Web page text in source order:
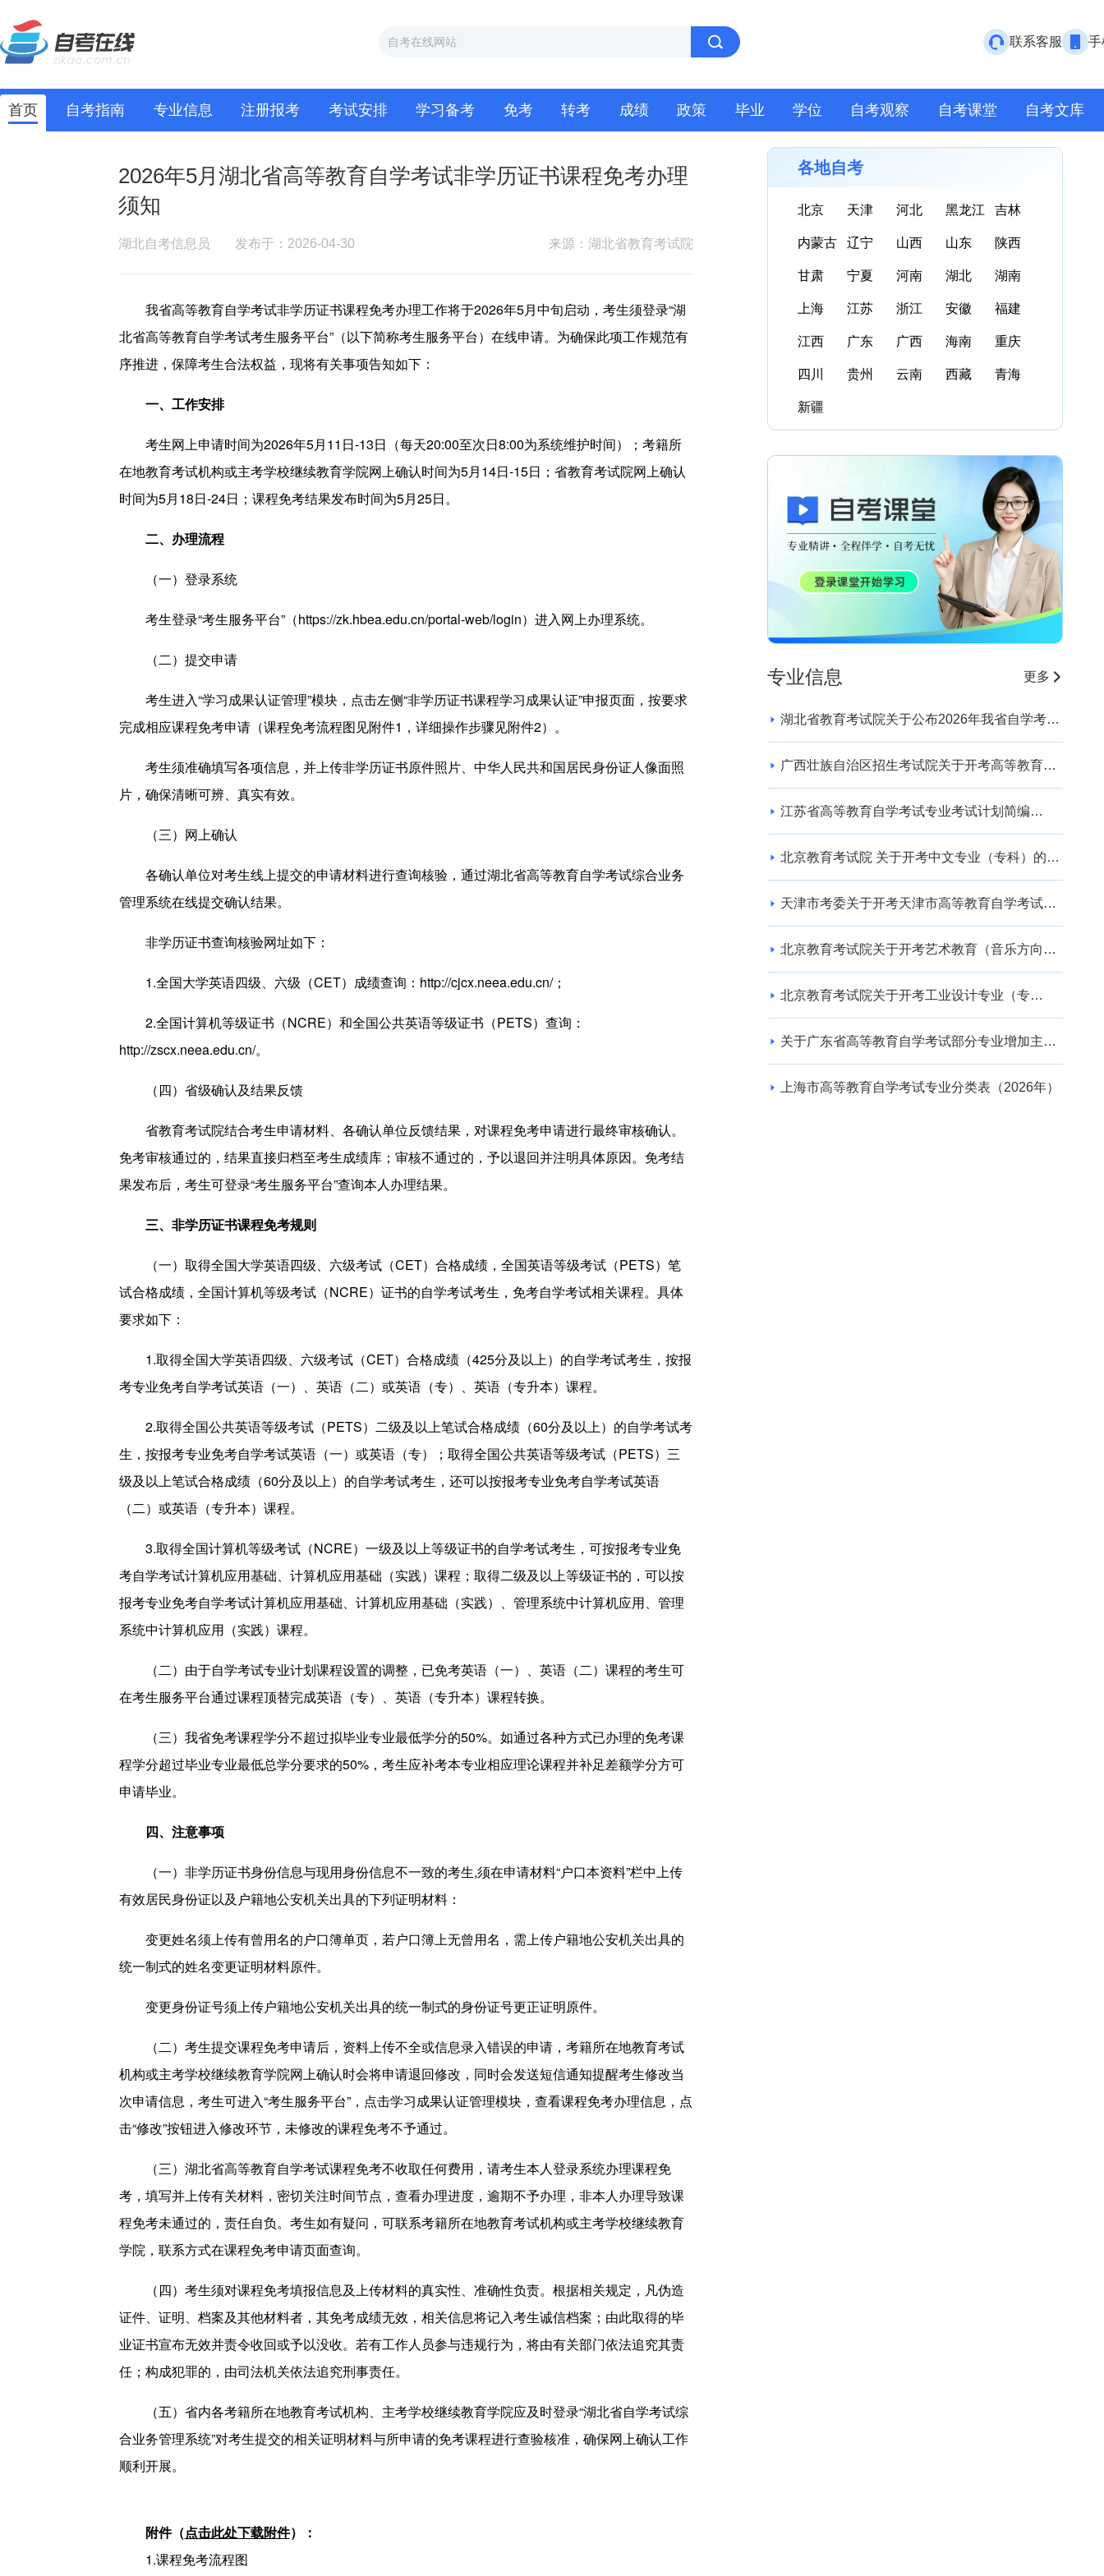
联系客服 手
首页 自考指南 专业信息 注册报考 考试安排 学习备考 免考 转考 成绩 政策 毕业 学位 自考观察 自考课堂 自考文库
2026年5月湖北省高等教育自学考试非学历证书课程免考办理
须知
湖北自考信息员 发布于：2026-04-30 来源：湖北省教育考试院
我省高等教育自学考试非学历证书课程免考办理工作将于2026年5月中旬启动，考生须登录“湖
北省高等教育自学考试考生服务平台”（以下简称考生服务平台）在线申请。为确保此项工作规范有
序推进，保障考生合法权益，现将有关事项告知如下：
一、工作安排
考生网上申请时间为2026年5月11日-13日（每天20:00至次日8:00为系统维护时间）；考籍所
在地教育考试机构或主考学校继续教育学院网上确认时间为5月14日-15日；省教育考试院网上确认
时间为5月18日-24日；课程免考结果发布时间为5月25日。
二、办理流程
（一）登录系统
考生登录“考生服务平台”（https://zk.hbea.edu.cn/portal-web/login）进入网上办理系统。
（二）提交申请
考生进入“学习成果认证管理”模块，点击左侧“非学历证书课程学习成果认证”申报页面，按要求
完成相应课程免考申请（课程免考流程图见附件1，详细操作步骤见附件2）。
考生须准确填写各项信息，并上传非学历证书原件照片、中华人民共和国居民身份证人像面照
片，确保清晰可辨、真实有效。
（三）网上确认
各确认单位对考生线上提交的申请材料进行查询核验，通过湖北省高等教育自学考试综合业务
管理系统在线提交确认结果。
非学历证书查询核验网址如下：
1.全国大学英语四级、六级（CET）成绩查询： http://cjcx.neea.edu.cn/；
2.全国计算机等级证书（NCRE）和全国公共英语等级证书（PETS）查询：
http://zscx.neea.edu.cn/。
（四）省级确认及结果反馈
省教育考试院结合考生申请材料、各确认单位反馈结果，对课程免考申请进行最终审核确认。
免考审核通过的，结果直接归档至考生成绩库；审核不通过的，予以退回并注明具体原因。免考结
果发布后，考生可登录“考生服务平台”查询本人办理结果。
三、非学历证书课程免考规则
（一）取得全国大学英语四级、六级考试（CET）合格成绩，全国英语等级考试（PETS）笔
试合格成绩，全国计算机等级考试（NCRE）证书的自学考试考生，免考自学考试相关课程。具体
要求如下：
1.取得全国大学英语四级、六级考试（CET）合格成绩（425分及以上）的自学考试考生，按报
考专业免考自学考试英语（一）、英语（二）或英语（专）、英语（专升本）课程。
2.取得全国公共英语等级考试（PETS）二级及以上笔试合格成绩（60分及以上）的自学考试考
生，按报考专业免考自学考试英语（一）或英语（专）；取得全国公共英语等级考试（PETS）三
级及以上笔试合格成绩（60分及以上）的自学考试考生，还可以按报考专业免考自学考试英语
（二）或英语（专升本）课程。
3.取得全国计算机等级考试（NCRE）一级及以上等级证书的自学考试考生，可按报考专业免
考自学考试计算机应用基础、计算机应用基础（实践）课程；取得二级及以上等级证书的，可以按
报考专业免考自学考试计算机应用基础、计算机应用基础（实践）、管理系统中计算机应用、管理
系统中计算机应用（实践）课程。
（二）由于自学考试专业计划课程设置的调整，已免考英语（一）、英语（二）课程的考生可
在考生服务平台通过课程顶替完成英语（专）、英语（专升本）课程转换。
（三）我省免考课程学分不超过拟毕业专业最低学分的50%。如通过各种方式已办理的免考课
程学分超过毕业专业最低总学分要求的50%，考生应补考本专业相应理论课程并补足差额学分方可
申请毕业。
四、注意事项
（一）非学历证书身份信息与现用身份信息不一致的考生,须在申请材料“户口本资料”栏中上传
有效居民身份证以及户籍地公安机关出具的下列证明材料：
变更姓名须上传有曾用名的户口簿单页，若户口簿上无曾用名，需上传户籍地公安机关出具的
统一制式的姓名变更证明材料原件。
变更身份证号须上传户籍地公安机关出具的统一制式的身份证号更正证明原件。
（二）考生提交课程免考申请后，资料上传不全或信息录入错误的申请，考籍所在地教育考试
机构或主考学校继续教育学院网上确认时会将申请退回修改，同时会发送短信通知提醒考生修改当
次申请信息，考生可进入“考生服务平台”，点击学习成果认证管理模块，查看课程免考办理信息，点
击“修改”按钮进入修改环节，未修改的课程免考不予通过。
（三）湖北省高等教育自学考试课程免考不收取任何费用，请考生本人登录系统办理课程免
考，填写并上传有关材料，密切关注时间节点，查看办理进度，逾期不予办理，非本人办理导致课
程免考未通过的，责任自负。考生如有疑问，可联系考籍所在地教育考试机构或主考学校继续教育
学院，联系方式在课程免考申请页面查询。
（四）考生须对课程免考填报信息及上传材料的真实性、准确性负责。根据相关规定，凡伪造
证件、证明、档案及其他材料者，其免考成绩无效，相关信息将记入考生诚信档案；由此取得的毕
业证书宣布无效并责令收回或予以没收。若有工作人员参与违规行为，将由有关部门依法追究其责
任；构成犯罪的，由司法机关依法追究刑事责任。
（五）省内各考籍所在地教育考试机构、主考学校继续教育学院应及时登录“湖北省自学考试综
合业务管理系统”对考生提交的相关证明材料与所申请的免考课程进行查验核准，确保网上确认工作
顺利开展。
附件（点击此处下载附件）：
1.课程免考流程图
各地自考
北京 天津 河北 黑龙江 吉林
内蒙古 辽宁 山西 山东 陕西
甘肃 宁夏 河南 湖北 湖南
上海 江苏 浙江 安徽 福建
江西 广东 广西 海南 重庆
四川 贵州 云南 西藏 青海
新疆
专业信息 更多
湖北省教育考试院关于公布2026年我省自学考试
广西壮族自治区招生考试院关于开考高等教育自
江苏省高等教育自学考试专业考试计划简编
北京教育考试院 关于开考中文专业（专科）的通
天津市考委关于开考天津市高等教育自学考试电
北京教育考试院关于开考艺术教育（音乐方向）
北京教育考试院关于开考工业设计专业（专
关于广东省高等教育自学考试部分专业增加主考
上海市高等教育自学考试专业分类表（2026年）